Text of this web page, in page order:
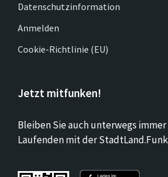
Datenschutzinformation
Anmelden
Cookie-Richtlinie (EU)
Jetzt mitfunken!
Bleiben Sie auch unterwegs
Laufenden mit der